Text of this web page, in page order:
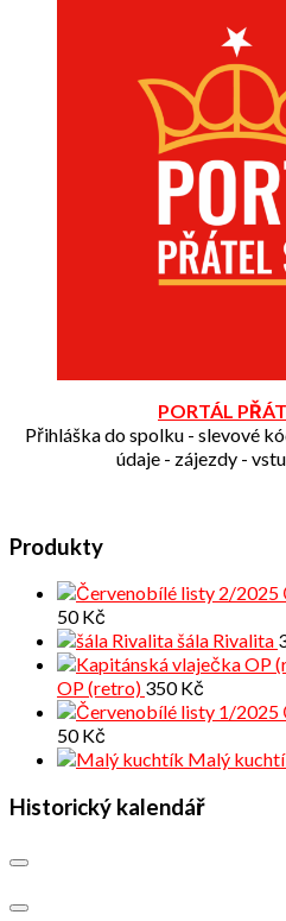
PORTÁL
Přihláška do spolku - slevové
údaje - zájezdy -
Produkty
50Kč
šála Rivalita
OP (retro) 350Kč
50Kč
Malý
Historický kalendář